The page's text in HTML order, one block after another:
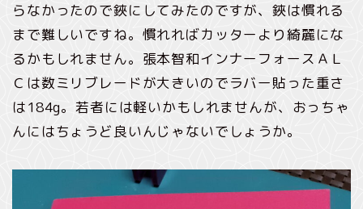
らなかったので鋏にしてみたのですが、鋏は慣れる
まで難しいですね。慣れればカッターより綺麗にな
るかもしれません。張本智和インナーフォースＡＬ
Ｃは数ミリブレードが大きいのでラバー貼った重さ
は184g。若者には軽いかもしれませんが、おっちゃ
んにはちょうど良いんじゃないでしょうか。